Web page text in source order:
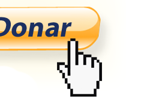
ke
dI
n
ail m
p
ar
tir